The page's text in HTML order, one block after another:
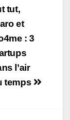
tut,
et
: 3
l’air
temps